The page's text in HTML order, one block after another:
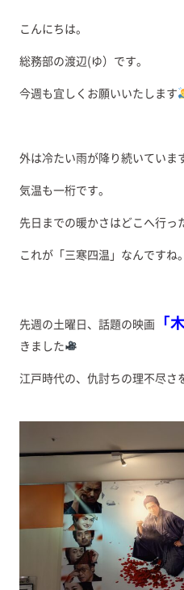
こんにちは。
総務部の渡辺(ゆ）です。
今週も宜しくお願いいたします
外は冷たい雨が降り続いていま
気温も一桁です。
先日までの暖かさはどこへ行っ
これが「三寒四温」なんですね。
先週の土曜日、話題の映画「
きました
江戸時代の、仇討ちの理不尽さ